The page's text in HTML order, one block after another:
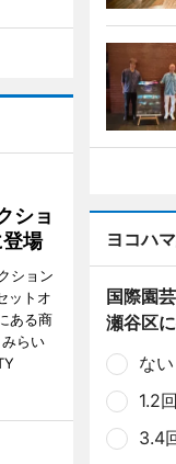
ショ
場
ション
ットオ
ある商
らい
ヨコハ
国際園
瀬谷区
ない
1.2
3.4